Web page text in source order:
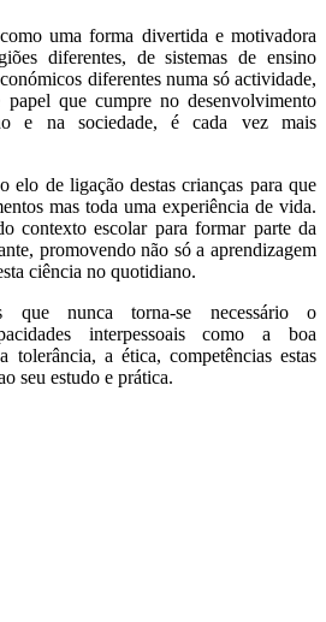
uma forma divertida e motivadora
diferentes, de sistemas de ensino
diferentes numa só actividade,
que cumpre no desenvolvimento
e na sociedade, é cada vez mais
elo de ligação destas crianças para que
mas toda uma experiência de vida.
contexto escolar para formar parte da
promovendo não só a aprendizagem
ciência no quotidiano.
nunca torna-se necessário o
interpessoais como a boa
tolerância, a ética, competências estas
seu estudo e prática.